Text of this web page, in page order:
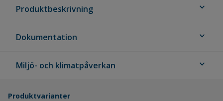
Produktbeskrivning expand_more
Dokumentation expand_more
Miljö- och klimatpåverkan expand_more
Produktvarianter